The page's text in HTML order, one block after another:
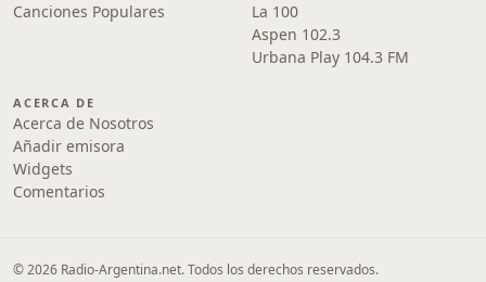
Canciones Populares
La 100
Aspen 102.3
Urbana Play 104.3 FM
ACERCA DE
Acerca de Nosotros
Añadir emisora
Widgets
Comentarios
© 2026 Radio-Argentina.net. Todos los derechos reservados.